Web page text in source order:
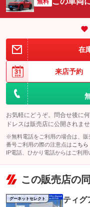
在
来店予約
お気軽にどうぞ。問合せ後に
ドレスは販売店に公開されませ
※無料電話をご利用の場合は、
番号ご利用の際の注意点は こちら
IP電話、ひかり電話からはご利用
この販売店の
グーネットセレクト ティグ